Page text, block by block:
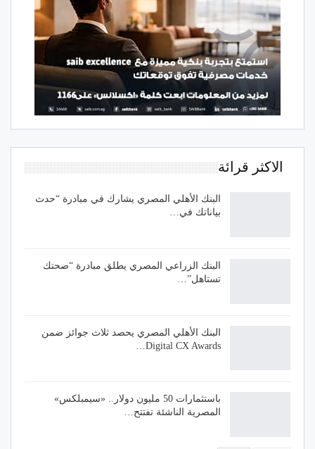
الاكثر قرائة
البنك الأهلي المصري يشارك في مبادرة “حدث
بياناتك في…
البنك الزراعي المصري يطلق مبادرة “صحتك
تستاهل”…
البنك الأهلي المصري يحصد ثلاث جوائز ضمن
Digital CX Awards…
باستثمارات 50 مليون دولار.. «سيمبلكس»
المصرية الناشئة تفتتح…